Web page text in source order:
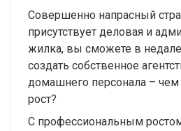
Совершенно напрасный
присутствует деловая и
жилка, вы сможете в
создать собственное
домашнего персонала –
рост?
С профессиональным